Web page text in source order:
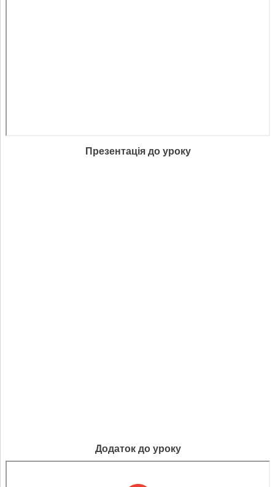
Презентація до уроку
Додаток до уроку